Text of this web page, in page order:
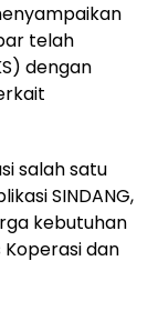
telah
dengan
salah satu
SINDANG,
kebutuhan
dan